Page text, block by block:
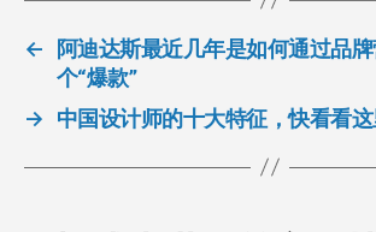
←
阿迪达斯最近几年是如何通过品
个“爆款”
→
中国设计师的十大特征，快看看